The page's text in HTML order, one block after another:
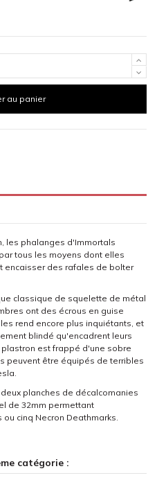
au panier
les phalanges d'Immortals
tous les moyens dont elles
encaisser des rafales de bolter
classique de squelette de métal
ont des écrous en guise
rend encore plus inquiétants, et
blindé qu'encadrent leurs
est frappé d'une sobre
peuvent être équipés de terribles
planches de décalcomanies
de 32mm permettant
cinq Necron Deathmarks.
catégorie :